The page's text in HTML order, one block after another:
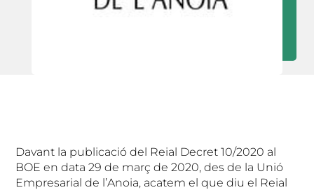
Davant la publicació del Reial Decret 10/2020 al
BOE en data 29 de març de 2020, des de la Unió
Empresarial de l’Anoia, acatem el que diu el Reial